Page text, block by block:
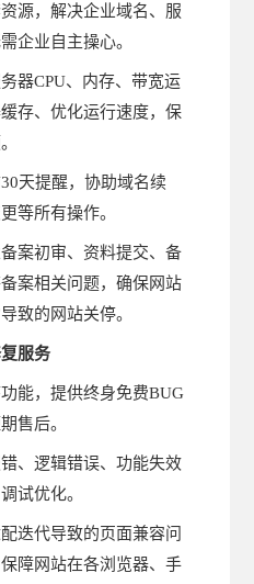
源，解决企业域名、服
企业自主操心。
器CPU、内存、带宽运
存、优化运行速度，保
天提醒，协助域名续
等所有操作。
案初审、资料提交、备
案相关问题，确保网站
致的网站关停。
服务
能，提供终身免费BUG
售后。
、逻辑错误、功能失效
试优化。
迭代导致的页面兼容问
障网站在各浏览器、手